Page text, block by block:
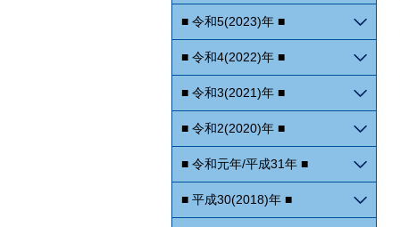
■ 令和5(2023)年 ■
■ 令和4(2022)年 ■
■ 令和3(2021)年 ■
■ 令和2(2020)年 ■
■ 令和元年/平成31年 ■
■ 平成30(2018)年 ■